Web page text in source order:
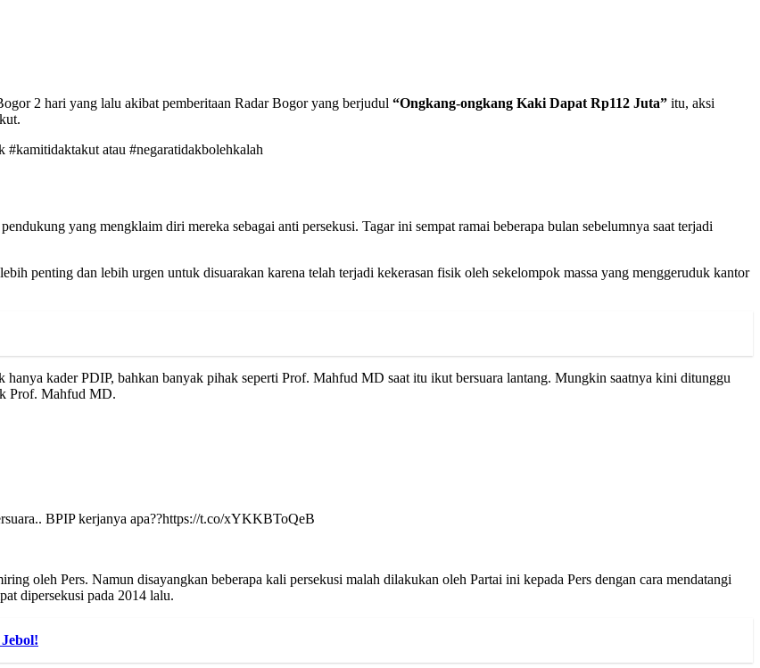
2 hari yang lalu akibat pemberitaan Radar Bogor yang berjudul “Ongkang-ongkang Kaki Dapat Rp112 Juta” itu, aksi
atau #negaratidakbolehkalah
yang mengklaim diri mereka sebagai anti persekusi. Tagar ini sempat ramai beberapa bulan sebelumnya saat terjadi
penting dan lebih urgen untuk disuarakan karena telah terjadi kekerasan fisik oleh sekelompok massa yang menggeruduk kantor
kader PDIP, bahkan banyak pihak seperti Prof. Mahfud MD saat itu ikut bersuara lantang. Mungkin saatnya kini ditunggu
Prof. Mahfud MD.
BPIP kerjanya apa??https://t.co/xYKKBToQeB
oleh Pers. Namun disayangkan beberapa kali persekusi malah dilakukan oleh Partai ini kepada Pers dengan cara mendatangi
dipersekusi pada 2014 lalu.